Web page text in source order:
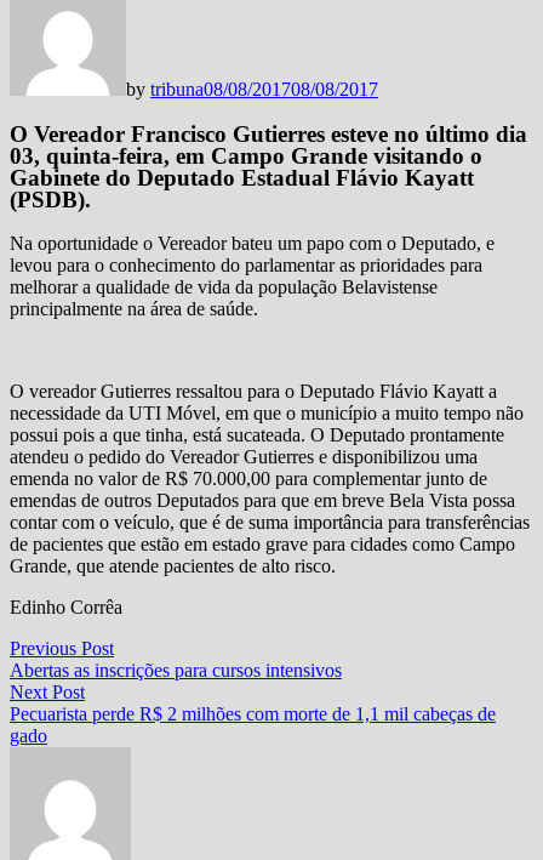
by tribuna08/08/201708/08/2017
O Vereador Francisco Gutierres esteve no último dia
03, quinta-feira, em Campo Grande visitando o
Gabinete do Deputado Estadual Flávio Kayatt
(PSDB).
Na oportunidade o Vereador bateu um papo com o Deputado, e
levou para o conhecimento do parlamentar as prioridades para
melhorar a qualidade de vida da população Belavistense
principalmente na área de saúde.
O vereador Gutierres ressaltou para o Deputado Flávio Kayatt a
necessidade da UTI Móvel, em que o município a muito tempo não
possui pois a que tinha, está sucateada. O Deputado prontamente
atendeu o pedido do Vereador Gutierres e disponibilizou uma
emenda no valor de R$ 70.000,00 para complementar junto de
emendas de outros Deputados para que em breve Bela Vista possa
contar com o veículo, que é de suma importância para transferências
de pacientes que estão em estado grave para cidades como Campo
Grande, que atende pacientes de alto risco.
Edinho Corrêa
Navegação
de
Post
Previous PostPrevious
post:
Abertas as inscrições para cursos intensivos
Next PostNext
post:
Pecuarista perde R$ 2 milhões com morte de 1,1 mil cabeças de
gado